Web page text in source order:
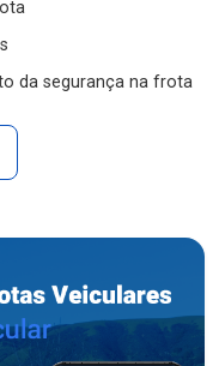
da segurança na frota